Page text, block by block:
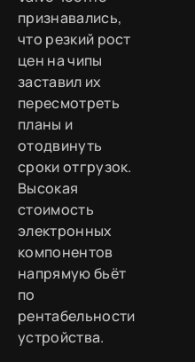
признавались,
что резкий рост
цен на чипы
заставил их
пересмотреть
планы и
отодвинуть
сроки отгрузок.
Высокая
стоимость
электронных
компонентов
напрямую бьёт
по
рентабельности
устройства.